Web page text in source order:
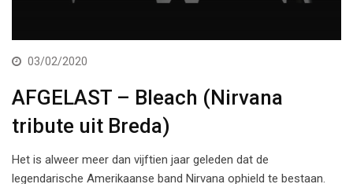
03/02/2020
AFGELAST – Bleach (Nirvana
tribute uit Breda)
Het is alweer meer dan vijftien jaar geleden dat de
legendarische Amerikaanse band Nirvana ophield te bestaan.